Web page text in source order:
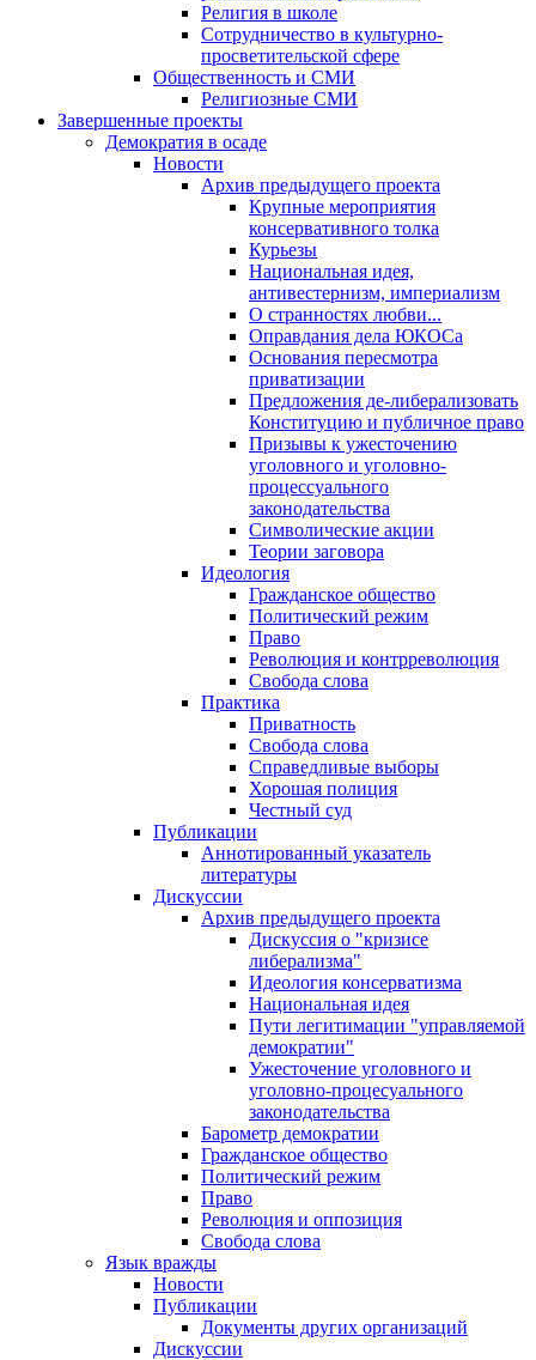
Религия в школе
Сотрудничество в культурно-
просветительской сфере
Общественность и СМИ
Религиозные СМИ
Завершенные проекты
Демократия в осаде
Новости
Архив предыдущего проекта
Крупные мероприятия
консервативного толка
Курьезы
Национальная идея,
антивестернизм, империализм
О странностях любви...
Оправдания дела ЮКОСа
Основания пересмотра
приватизации
Предложения де-либерализовать
Конституцию и публичное право
Призывы к ужесточению
уголовного и уголовно-
процессуального
законодательства
Символические акции
Теории заговора
Идеология
Гражданское общество
Политический режим
Право
Революция и контрреволюция
Свобода слова
Практика
Приватность
Свобода слова
Справедливые выборы
Хорошая полиция
Честный суд
Публикации
Аннотированный указатель
литературы
Дискуссии
Архив предыдущего проекта
Дискуссия о "кризисе
либерализма"
Идеология консерватизма
Национальная идея
Пути легитимации "управляемой
демократии"
Ужесточение уголовного и
уголовно-процесуального
законодательства
Барометр демократии
Гражданское общество
Политический режим
Право
Революция и оппозиция
Свобода слова
Язык вражды
Новости
Публикации
Документы других организаций
Дискуссии